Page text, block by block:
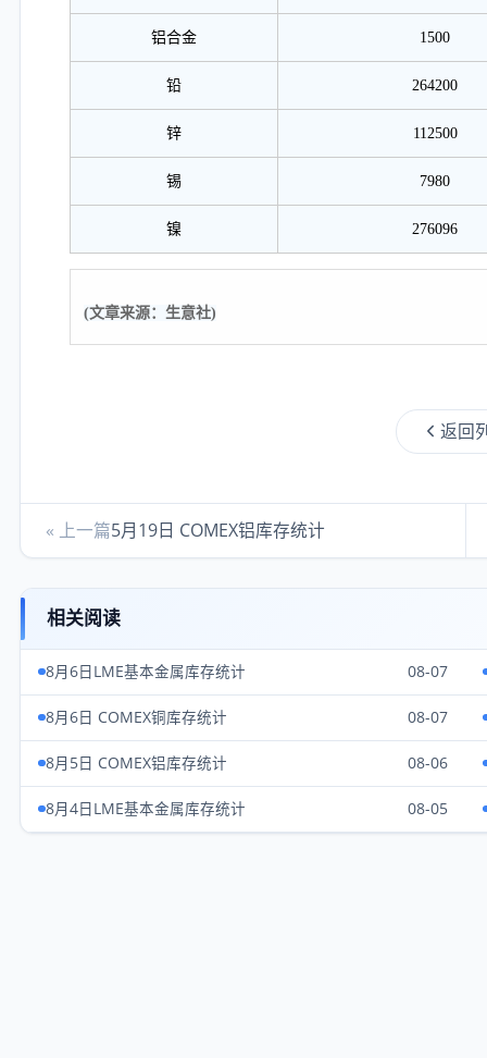
铝合金 1500
铅 264200
锌 112500
锡 7980
镍 276096
(文章来源：生意社)
返回
« 上一篇5月19日 COMEX铝库存统计
相关阅读
8月6日LME基本金属库存统计 08-07
8月6日 COMEX铜库存统计 08-07
8月5日 COMEX铝库存统计 08-06
8月4日LME基本金属库存统计 08-05